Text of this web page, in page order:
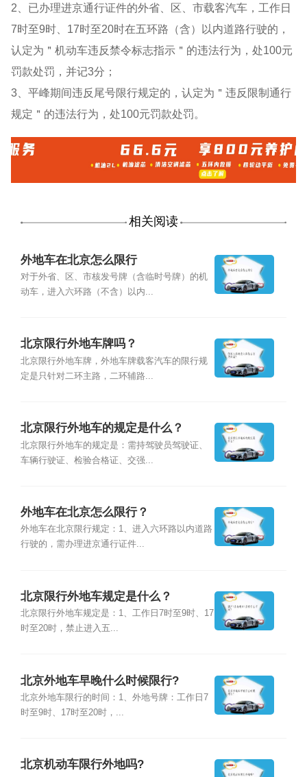
2、已办理进京通行证件的外省、区、市载客汽车，工作日
7时至9时、17时至20时在五环路（含）以内道路行驶的，
认定为＂机动车违反禁令标志指示＂的违法行为，处100元
罚款处罚，并记3分；
3、平峰期间违反尾号限行规定的，认定为＂违反限制通行
规定＂的违法行为，处100元罚款处罚。
相关阅读
外地车在北京怎么限行
对于外省、区、市核发号牌（含临时号牌）的机
动车，进入六环路（不含）以内...
北京限行外地车牌吗？
北京限行外地车牌，外地车牌载客汽车的限行规
定是只针对二环主路，二环辅路...
北京限行外地车的规定是什么？
北京限行外地车的规定是：需持驾驶员驾驶证、
车辆行驶证、检验合格证、交强...
外地车在北京怎么限行？
外地车在北京限行规定：1、进入六环路以内道路
行驶的，需办理进京通行证件...
北京限行外地车规定是什么？
北京限行外地车规定是：1、工作日7时至9时、17
时至20时，禁止进入五...
北京外地车早晚什么时候限行?
北京外地车限行的时间：1、外地号牌：工作日7
时至9时、17时至20时，...
北京机动车限行外地吗?